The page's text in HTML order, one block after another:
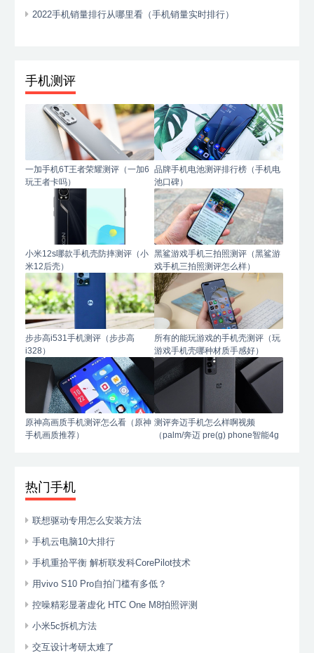
2022手机销量排行从哪里看（手机销量实时排行）
手机测评
一加手机6T王者荣耀测评（一加6
玩王者卡吗）
品牌手机电池测评排行榜（手机电
池口碑）
小米12s哪款手机壳防摔测评（小
米12后壳）
黑鲨游戏手机三拍照测评（黑鲨游
戏手机三拍照测评怎么样）
步步高i531手机测评（步步高
i328）
所有的能玩游戏的手机壳测评（玩
游戏手机壳哪种材质手感好）
原神高画质手机测评怎么看（原神
手机画质推荐）
测评奔迈手机怎么样啊视频
（palm/奔迈 pre(g) phone智能4g
热门手机
联想驱动专用怎么安装方法
手机云电脑10大排行
手机重拾平衡 解析联发科CorePilot技术
用vivo S10 Pro自拍门槛有多低？
控噪精彩显著虚化 HTC One M8拍照评测
小米5c拆机方法
交互设计考研太难了